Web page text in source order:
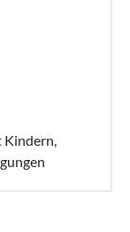
Kindern,